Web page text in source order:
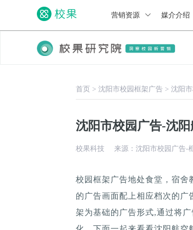
营销资源 媒介介绍
首页 > 沈阳市校园框架广告 > 沈阳
沈阳市校园广告-沈
校果科技 来源：沈阳市校园广告-
校园框架广告地处食堂，宿舍
的广告画面配上相应档次的
架为基础的广告形式,通过将